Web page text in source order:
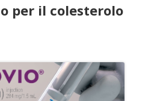
per il colesterolo